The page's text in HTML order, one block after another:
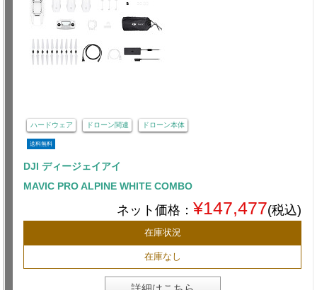
ハードウェア ドローン関連 ドローン本体
送料無料
DJI ディージェイアイ
MAVIC PRO ALPINE WHITE COMBO
ネット価格： ¥147,477(税込)
在庫状況
在庫なし